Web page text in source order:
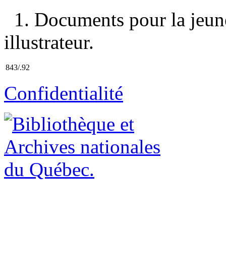
1. Documents pour la
illustrateur.
843/.92
Confidentialité